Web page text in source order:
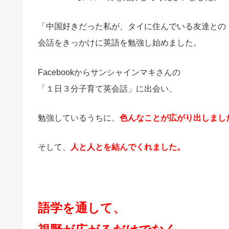
「中国好きだった私が、タイに住んでいる友達との
会話をきっかけに英語を勉強し始めました。
Facebookからサンシャインマキさんの
「１日３分子育て英会話」に出会い、
勉強しているうちに、 色んなことが広がり出しまし
そして、 人と人とを結んでくれました。
語学を通して、